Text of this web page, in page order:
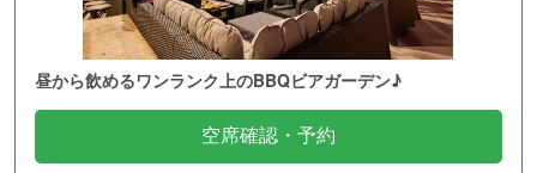
昼から飲めるワンランク上のBBQビアガーデン♪
空席確認・予約